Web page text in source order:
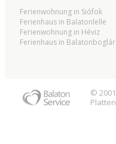
Ferienwohnung in Siófok
Ferienhaus in Balatonlelle
Ferienwohnung in Héviz
Ferienhaus in Balatonboglár
©